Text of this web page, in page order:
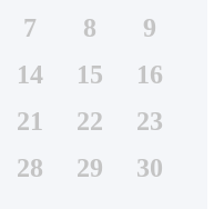
7 8
9
14 15
16
21 22
23
28 29
30